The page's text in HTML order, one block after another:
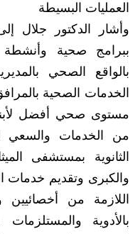
العمليات البسيطة
وأشار الدكتور جلال
ببرامج صحية
بالواقع الصحي
الخدمات الصحية
مستوى صحي أفضل لأبناء
من الخدمات والسعي
الثانوية بمستشفى
والكبرى وتقديم خدمات
اللازمة من
بالأدوية والمستلزمات